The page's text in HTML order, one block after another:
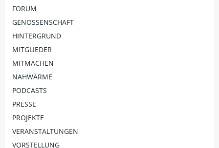
FORUM
GENOSSENSCHAFT
HINTERGRUND
MITGLIEDER
MITMACHEN
NAHWÄRME
PODCASTS
PRESSE
PROJEKTE
VERANSTALTUNGEN
VORSTELLUNG